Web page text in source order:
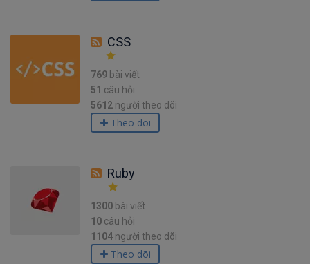
CSS
769 bài viết
51 câu hỏi
5612 người theo dõi
Theo dõi
Ruby
1300 bài viết
10 câu hỏi
1104 người theo dõi
Theo dõi